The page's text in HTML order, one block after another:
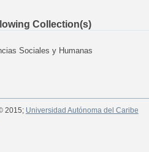
Collection(s)
Sociales y Humanas
2015; Universidad Autónoma del Caribe